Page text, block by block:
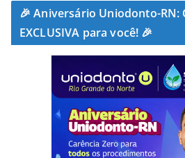
🎉 Aniversário Uniodonto-RN:
EXCLUSIVA para você! 🎉